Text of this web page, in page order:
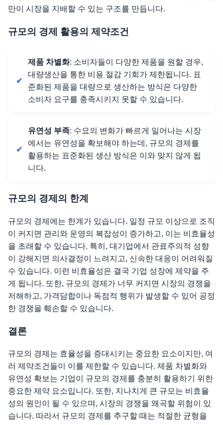
만이 시장을 지배할 수 있는 구조를 만듭니다.
규모의 경제 활용의 제약조건
제품 차별화: 소비자들이 다양한 제품을 원할 경우,
대량생산을 통한 비용 절감 기회가 제한됩니다. 표
준화된 제품을 대량으로 생산하는 방식은 다양한
소비자 요구를 충족시키지 못할 수 있습니다.
유연성 부족: 수요의 변화가 빠르게 일어나는 시장
에서는 유연성을 확보해야 하는데, 규모의 경제를
활용하는 표준화된 생산 방식은 이와 맞지 않게 됩
니다.
규모의 경제의 한계
규모의 경제에는 한계가 있습니다. 일정 규모 이상으로 조직
이 커지면 관리와 운영의 복잡성이 증가하고, 이는 비효율성
을 초래할 수 있습니다. 특히, 대기업에서 관료주의적 성향
이 강해지면 의사결정이 느려지고, 신속한 대응이 어려워질
수 있습니다. 이런 비효율성은 결국 기업 성장에 제약을 주
게 됩니다. 또한, 규모의 경제가 너무 커지면 시장의 경쟁을
저해하고, 가격담합이나 독점적 행위가 발생할 수 있어 공정
한 경쟁을 훼손할 수 있습니다.
결론
규모의 경제는 효율성을 증대시키는 중요한 요소이지만, 여
러 제약조건들이 이를 제한할 수 있습니다. 제품 차별화와
유연성 확보는 기업이 규모의 경제를 충분히 활용하기 위한
중요한 제약 요소입니다. 또한, 지나치게 큰 규모는 비효율
성의 원인이 될 수 있으며, 시장의 경쟁을 왜곡할 위험이 있
습니다. 따라서 규모의 경제를 추구할 때는 적절한 균형을